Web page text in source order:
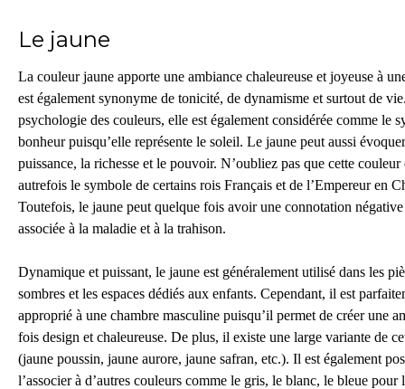
Le jaune
La couleur jaune apporte une ambiance chaleureuse et joyeuse à
est également synonyme de tonicité, de dynamisme et surtout de
psychologie des couleurs, elle est également considérée comme le
bonheur puisqu’elle représente le soleil. Le jaune peut aussi
puissance, la richesse et le pouvoir. N’oubliez pas que cette couleur
autrefois le symbole de certains rois Français et de l’Empereur en
Toutefois, le jaune peut quelque fois avoir une connotation négative
associée à la maladie et à la trahison.
Dynamique et puissant, le jaune est généralement utilisé dans les
sombres et les espaces dédiés aux enfants. Cependant, il est
approprié à une chambre masculine puisqu’il permet de créer une
fois design et chaleureuse. De plus, il existe une large variante de
(jaune poussin, jaune aurore, jaune safran, etc.). Il est également
l’associer à d’autres couleurs comme le gris, le blanc, le bleue pour